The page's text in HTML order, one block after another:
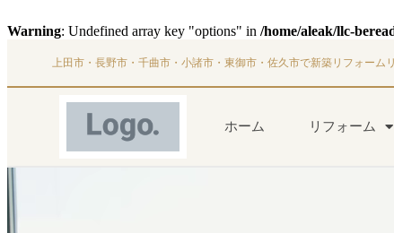
Warning: Undefined array key "options" in /home/aleak/llc-
上田市・長野市・千曲市・小諸市・東御市・佐久市で新築リフォーム
ホーム リフォーム